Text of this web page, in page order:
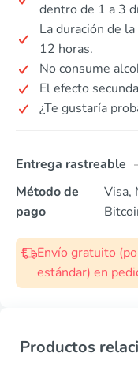
dentro de 1 a 3
La duración de
12 horas.
No consume
El efecto
¿Te gustaría
Entrega rastreable
Método de
pago
Visa,
Envío gratuito
estándar) en
Productos